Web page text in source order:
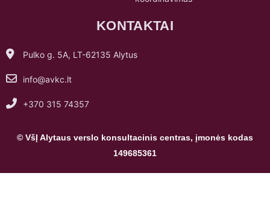
© VšĮ Alytaus verslo konsultacinis centras, įmonės kodas